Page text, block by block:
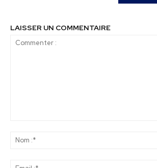
LAISSER UN COMMENTAIRE